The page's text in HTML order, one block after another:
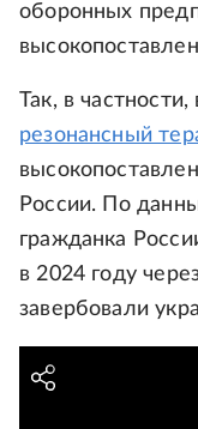
оборонных
Так, в
резонансный
России. По
гражданка
в 2024 году
завербовали